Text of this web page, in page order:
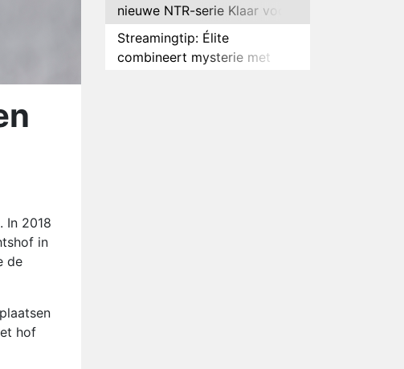
In 2018
in
de
hof
nieuwe NTR-serie Klaar voor
de oorlog
Streamingtip: Élite
combineert mysterie met